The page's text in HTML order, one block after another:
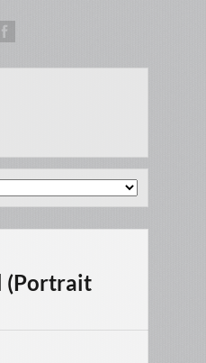
(Portrait